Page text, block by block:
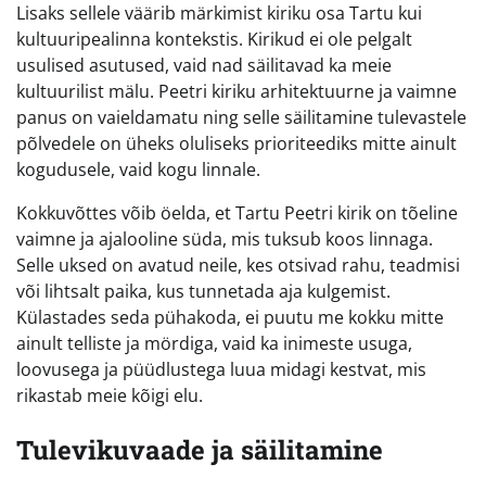
Lisaks sellele väärib märkimist kiriku osa Tartu kui
kultuuripealinna kontekstis. Kirikud ei ole pelgalt
usulised asutused, vaid nad säilitavad ka meie
kultuurilist mälu. Peetri kiriku arhitektuurne ja vaimne
panus on vaieldamatu ning selle säilitamine tulevastele
põlvedele on üheks oluliseks prioriteediks mitte ainult
kogudusele, vaid kogu linnale.
Kokkuvõttes võib öelda, et Tartu Peetri kirik on tõeline
vaimne ja ajalooline süda, mis tuksub koos linnaga.
Selle uksed on avatud neile, kes otsivad rahu, teadmisi
või lihtsalt paika, kus tunnetada aja kulgemist.
Külastades seda pühakoda, ei puutu me kokku mitte
ainult telliste ja mördiga, vaid ka inimeste usuga,
loovusega ja püüdlustega luua midagi kestvat, mis
rikastab meie kõigi elu.
Tulevikuvaade ja säilitamine